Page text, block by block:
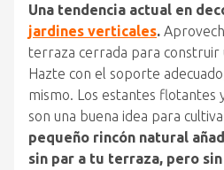
Una tendencia actual en
jardines verticales.
terraza cerrada para construir
Hazte con el soporte
mismo. Los estantes flotantes
son una buena idea para
pequeño rincón natural
sin par a tu terraza, pero